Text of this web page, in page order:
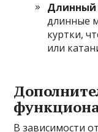
Длинный
длинные
куртки,
или
В зависимости